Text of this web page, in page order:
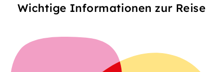
Wichtige Informationen zur Reise